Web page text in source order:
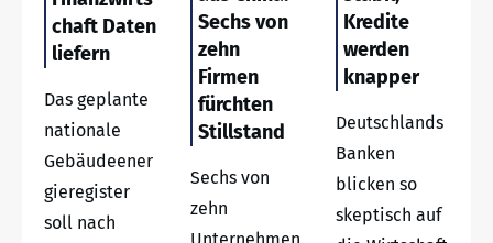
chaft Daten
liefern
Das geplante
nationale
Gebäudeener
gieregister
soll nach
Sechs von
zehn
Firmen
fürchten
Stillstand
Sechs von
zehn
Unternehmen
Kredite
werden
knapper
Deutschlands
Banken
blicken so
skeptisch auf